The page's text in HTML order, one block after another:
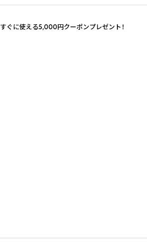
すぐに使える5,000円クーポンプレゼント！